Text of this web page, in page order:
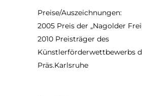
Preise/Auszeichnungen:
2005 Preis der „Nagolder
2010 Preisträger des
Künstlerförderwettbewerbs
Präs.Karlsruhe